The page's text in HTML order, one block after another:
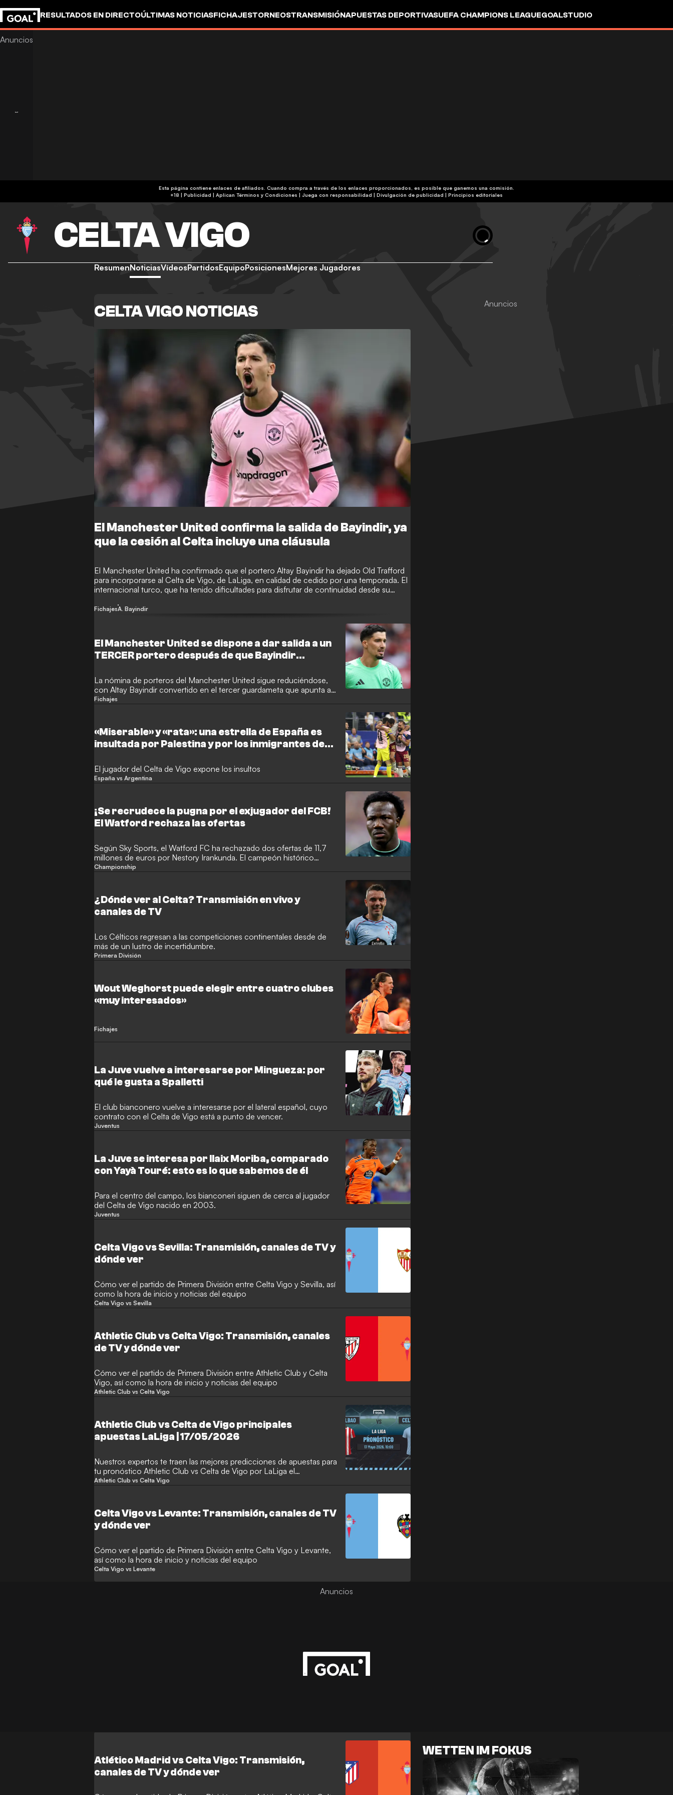
RESULTADOS EN DIRECTOÚLTIMAS NOTICIASFICHAJESTORNEOSTRANSMISIÓNAPUESTAS DEPORTIVASUEFA CHAMPIONS LEAGUEGOALSTUDIO
Esta página contiene enlaces de afiliados. Cuando compra a través de los enlaces proporcionados, es posible que ganemos una comisión.
+18 | Publicidad | Aplican Términos y Condiciones | Juega con responsabilidad | Divulgación de publicidad | Principios editoriales
CELTA VIGO
ResumenNoticiasVídeosPartidosEquipoPosicionesMejores Jugadores
CELTA VIGO NOTICIAS
El Manchester United confirma la salida de Bayindir, ya
que la cesión al Celta incluye una cláusula
El Manchester United ha confirmado que el portero Altay Bayindir ha dejado Old Trafford
para incorporarse al Celta de Vigo, de LaLiga, en calidad de cedido por una temporada. El
internacional turco, que ha tenido dificultades para disfrutar de continuidad desde su
órdenes de Claudio Giraldez.
FichajesA. Bayindir
El Manchester United se dispone a dar salida a un
TERCER portero después de que Bayindir
La nómina de porteros del Manchester United sigue reduciéndose,
con Altay Bayindir convertido en el tercer guardameta que apunta a
salir de Old Trafford. Después de haber tenido dificultades para
España para pasar el reconocimiento médico y relanzar su carrera.
Fichajes
«Miserable» y «rata»: una estrella de España es
insultada por Palestina y por los inmigrantes de
El jugador del Celta de Vigo expone los insultos
España vs Argentina
¡Se recrudece la pugna por el exjugador del FCB!
El Watford rechaza las ofertas
Según Sky Sports, el Watford FC ha rechazado dos ofertas de 11,7
millones de euros por Nestory Irankunda. El campeón histórico
también podría beneficiarse de la pugna por el exdelantero del
Championship
¿Dónde ver al Celta? Transmisión en vivo y
canales de TV
Los Célticos regresan a las competiciones continentales desde de
más de un lustro de incertidumbre.
Primera División
Wout Weghorst puede elegir entre cuatro clubes
«muy interesados»
Fichajes
La Juve vuelve a interesarse por Mingueza: por
qué le gusta a Spalletti
El club bianconero vuelve a interesarse por el lateral español, cuyo
contrato con el Celta de Vigo está a punto de vencer.
Juventus
La Juve se interesa por Ilaix Moriba, comparado
con Yayà Touré: esto es lo que sabemos de él
Para el centro del campo, los bianconeri siguen de cerca al jugador
del Celta de Vigo nacido en 2003.
Juventus
Celta Vigo vs Sevilla: Transmisión, canales de TV y
dónde ver
Cómo ver el partido de Primera División entre Celta Vigo y Sevilla, así
como la hora de inicio y noticias del equipo
Celta Vigo vs Sevilla
Athletic Club vs Celta Vigo: Transmisión, canales
de TV y dónde ver
Cómo ver el partido de Primera División entre Athletic Club y Celta
Vigo, así como la hora de inicio y noticias del equipo
Athletic Club vs Celta Vigo
Athletic Club vs Celta de Vigo principales
apuestas LaLiga | 17/05/2026
Nuestros expertos te traen las mejores predicciones de apuestas para
tu pronóstico Athletic Club vs Celta de Vigo por LaLiga el
17/05/2026.
Athletic Club vs Celta Vigo
Celta Vigo vs Levante: Transmisión, canales de TV
y dónde ver
Cómo ver el partido de Primera División entre Celta Vigo y Levante,
así como la hora de inicio y noticias del equipo
Celta Vigo vs Levante
Atlético Madrid vs Celta Vigo: Transmisión,
canales de TV y dónde ver
WETTEN IM FOKUS